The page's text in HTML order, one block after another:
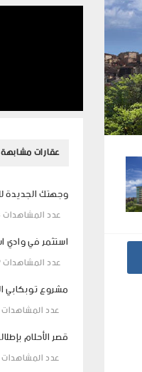
عقارات مشابهة
2888 عدد المشاهدات
2839 عدد المشاهدات
2841 عدد المشاهدات
3147 عدد المشاهدات